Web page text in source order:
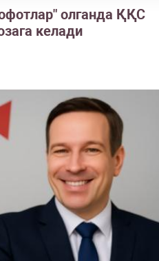
олганда ҚҚС
келади